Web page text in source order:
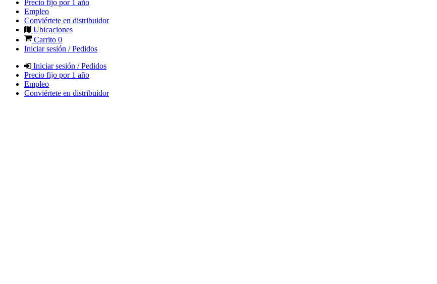
Precio fijo por 1 año
Empleo
Conviértete en distribuidor
Ubicaciones
Carrito 0
Iniciar sesión / Pedidos
Iniciar sesión / Pedidos
Precio fijo por 1 año
Empleo
Conviértete en distribuidor